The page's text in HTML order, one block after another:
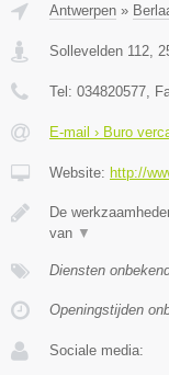
Antwerpen »
Sollevelden 112
Tel: 034820577 ,
E-mail › Buro
Website: http://
De
van ▼
Diensten
Openingstijden
Sociale media: